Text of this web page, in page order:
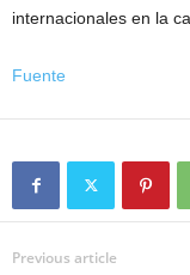
internacionales en la
Fuente
Previous article